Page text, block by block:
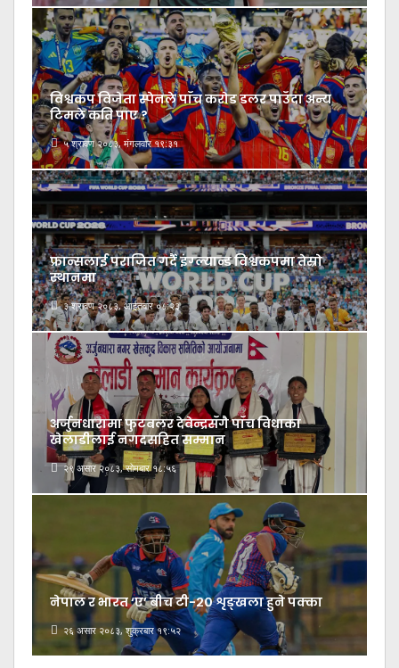
विश्वकप विजेता स्पेनले पाँच करोड डलर पाउँदा अन्य
टिमले कति पाए ?
५ श्रावण २०८३, मंगलवार १९:३१
फ्रान्सलाई पराजित गर्दै इंग्ल्यान्ड विश्वकपमा तेस्रो
स्थानमा
३ श्रावण २०८३, आईतवार ०८:२३
अर्जुनधारामा फुटबलर देवेन्द्रसँगै पाँच विधाका
खेलाडीलाई नगदसहित सम्मान
२९ असार २०८३, सोमबार १८:५६
नेपाल र भारत ‘ए’ बीच टी-२० शृङ्खला हुने पक्का
२६ असार २०८३, शुक्रबार १९:५२